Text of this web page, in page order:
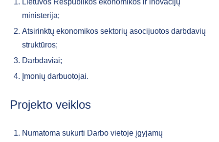
Lietuvos Respublikos ekonomikos ir inovacijų
ministerija;
Atsirinktų ekonomikos sektorių asocijuotos darbdavių
struktūros;
Darbdaviai;
Įmonių darbuotojai.
Projekto veiklos
Numatoma sukurti Darbo vietoje įgyjamų